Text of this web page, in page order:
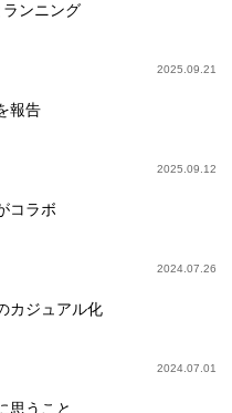
ンニング
2025.09.21
報告
2025.09.12
コラボ
2024.07.26
カジュアル化
2024.07.01
思うこと